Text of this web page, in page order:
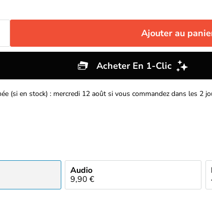
Ajouter au
(si en stock) : mercredi 12 août si vous commandez dans les 2
Audio
9,90 €